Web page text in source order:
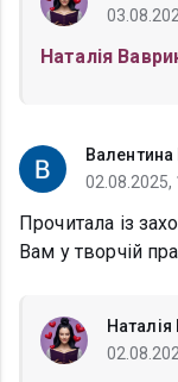
Наталія
02.08.2025,
Прочитала із
Вам у творчій